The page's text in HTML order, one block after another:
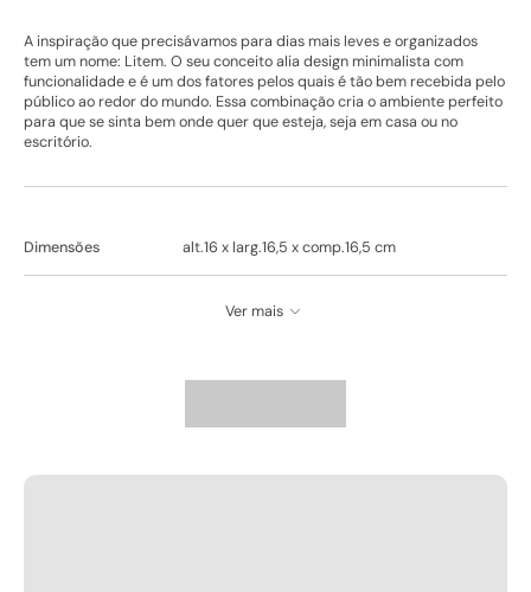
A inspiração que precisávamos para dias mais leves e organizados
tem um nome: Litem. O seu conceito alia design minimalista com
funcionalidade e é um dos fatores pelos quais é tão bem recebida pelo
público ao redor do mundo. Essa combinação cria o ambiente perfeito
para que se sinta bem onde quer que esteja, seja em casa ou no
escritório.
Dimensões alt.16 x larg.16,5 x comp.16,5 cm
Ver mais